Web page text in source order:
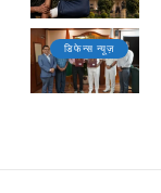
डिफेन्स न्यूज़